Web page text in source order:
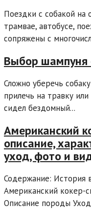
Поездки с собакой на
трамвае, автобусе,
сопряжены с
Выбор шампуня
Сложно уберечь
прилечь на травку
сидел бездомный...
Американский
описание,
уход, фото и
Содержание: История
Американский кокер-
Описание породы